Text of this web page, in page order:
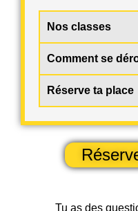
Nos classes
Comment se
Réserve ta place
Tu as des